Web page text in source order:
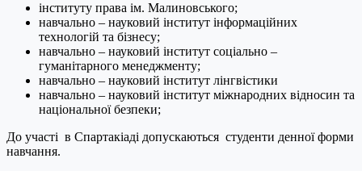
інституту права ім. Малиновського;
навчально – науковий інститут інформаційних
технологій та бізнесу;
навчально – науковий інститут соціально –
гуманітарного менеджменту;
навчально – науковий інститут лінгвістики
навчально – науковий інститут міжнародних відносин та
національної безпеки;
До участі в Спартакіаді допускаються студенти денної форми
навчання.